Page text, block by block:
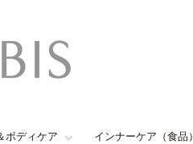
ボディケア インナーケア（食品）